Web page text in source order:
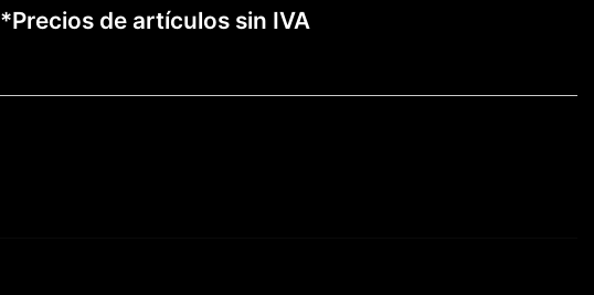
*Precios de artículos sin IVA